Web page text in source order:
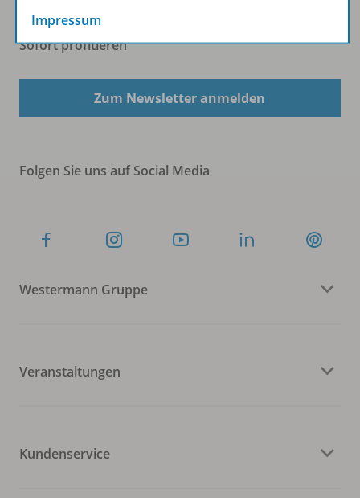
Sofort profitieren
Zum Newsletter anmelden
Folgen Sie uns auf Social Media
Westermann Gruppe
Veranstaltungen
Kundenservice
Impressum